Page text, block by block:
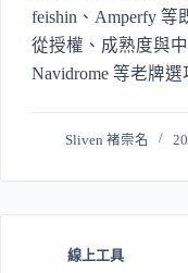
feishin、Amperfy 等
從授權、成熟度與
Navidrome 等老牌選
Sliven 褚崇名
線上工具